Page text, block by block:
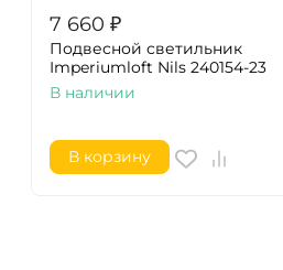
7 660 ₽
Подвесной светильник
Imperiumloft Nils 240154-23
В наличии
В корзину